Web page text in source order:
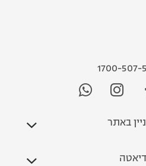
1700-507-
באתר
דיאטה